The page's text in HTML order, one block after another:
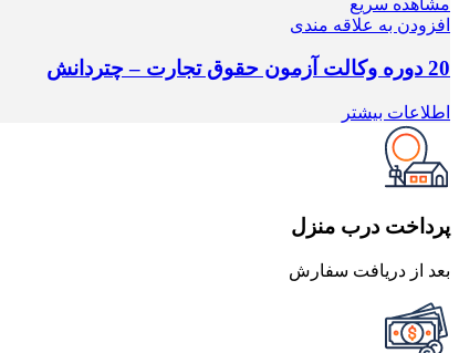
مشاهده سریع
افزودن به علاقه مندی
20 دوره وکالت آزمون حقوق تجارت – چتردانش
اطلاعات بیشتر
پرداخت درب منزل
بعد از دریافت سفارش